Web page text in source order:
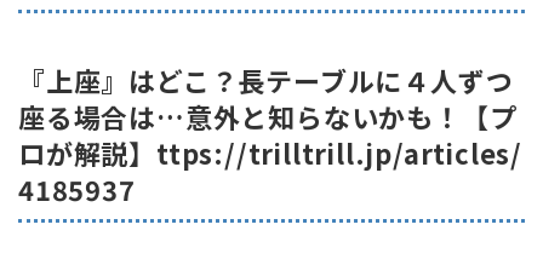
『上座』はどこ？長テーブルに４人ずつ
座る場合は…意外と知らないかも！【プ
ロが解説】ttps://trilltrill.jp/articles/
4185937